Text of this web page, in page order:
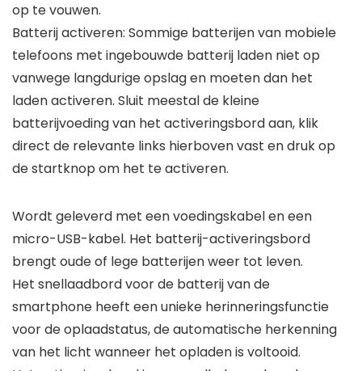
op te vouwen.
Batterij activeren: Sommige batterijen van mobiele
telefoons met ingebouwde batterij laden niet op
vanwege langdurige opslag en moeten dan het
laden activeren. Sluit meestal de kleine
batterijvoeding van het activeringsbord aan, klik
direct de relevante links hierboven vast en druk op
de startknop om het te activeren.
Wordt geleverd met een voedingskabel en een
micro-USB-kabel. Het batterij-activeringsbord
brengt oude of lege batterijen weer tot leven.
Het snellaadbord voor de batterij van de
smartphone heeft een unieke herinneringsfunctie
voor de oplaadstatus, de automatische herkenning
van het licht wanneer het opladen is voltooid.